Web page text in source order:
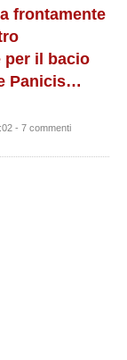
frontamente
per il bacio
Panicis…
- 7 commenti